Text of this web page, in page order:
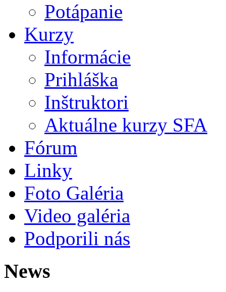
Potápanie
Kurzy
Informácie
Prihláška
Inštruktori
Aktuálne kurzy SFA
Fórum
Linky
Foto Galéria
Video galéria
Podporili nás
News